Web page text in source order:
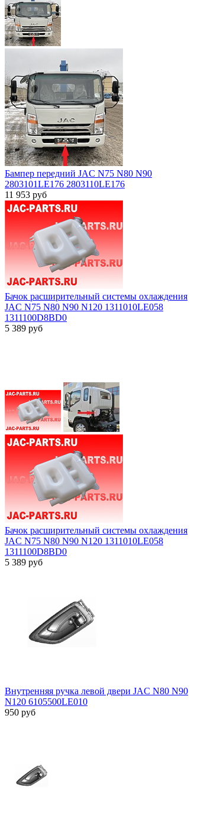
Бампер передний JAC N75 N80 N90
2803101LE176 2803110LE176
11 953 руб
Бачок расширительный системы охлаждения
JAC N75 N80 N90 N120 1311010LE058
1311100D8BD0
5 389 руб
Бачок расширительный системы охлаждения
JAC N75 N80 N90 N120 1311010LE058
1311100D8BD0
5 389 руб
Внутренняя ручка левой двери JAC N80 N90
N120 6105500LE010
950 руб